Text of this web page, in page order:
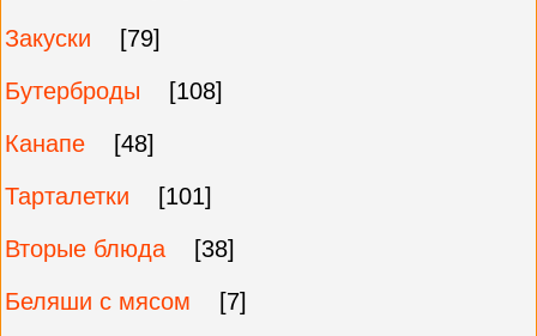
Закуски
[79]
Бутерброды
[108]
Канапе
[48]
Тарталетки
[101]
Вторые блюда
[38]
Беляши с мясом
[7]